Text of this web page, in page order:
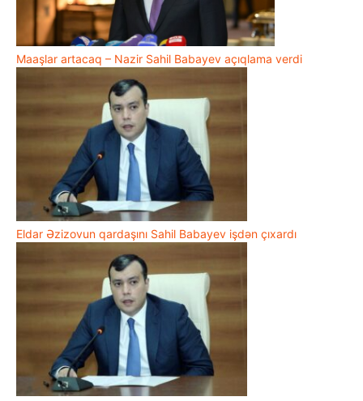
Maaşlar artacaq – Nazir Sahil Babayev açıqlama verdi
Eldar Əzizovun qardaşını Sahil Babayev işdən çıxardı